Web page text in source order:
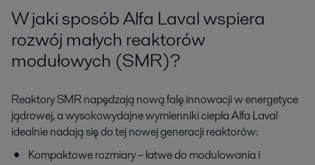
W jaki sposób Alfa Laval wspiera
rozwój małych reaktorów
modułowych (SMR)?
Reaktory SMR napędzają nową falę innowacji w energetyce
jądrowej, a wysokowydajne wymienniki ciepła Alfa Laval
idealnie nadają się do tej nowej generacji reaktorów:
Kompaktowe rozmiary – łatwe do modulowania i